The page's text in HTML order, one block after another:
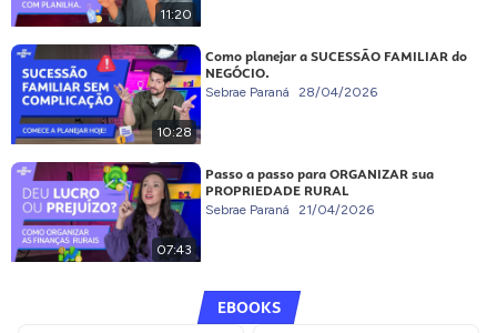
11:20
10:28
Como planejar a SUCESSÃO FAMILIAR do
NEGÓCIO.
Sebrae Paraná 28/04/2026
07:43
Passo a passo para ORGANIZAR sua
PROPRIEDADE RURAL
Sebrae Paraná 21/04/2026
EBOOKS